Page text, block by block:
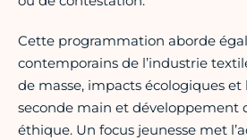
Cette programmation aborde
contemporains de l’industrie
de masse, impacts écologiques et
seconde main et développement
éthique. Un focus jeunesse met